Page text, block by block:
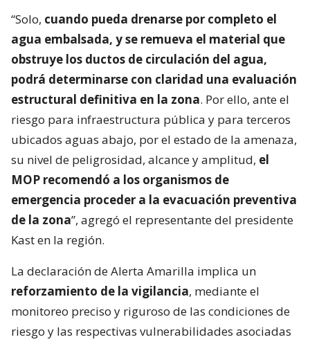
“Solo, cuando pueda drenarse por completo el
agua embalsada, y se remueva el material que
obstruye los ductos de circulación del agua,
podrá determinarse con claridad una evaluación
estructural definitiva en la zona. Por ello, ante el
riesgo para infraestructura pública y para terceros
ubicados aguas abajo, por el estado de la amenaza,
su nivel de peligrosidad, alcance y amplitud, el
MOP recomendó a los organismos de
emergencia proceder a la evacuación preventiva
de la zona”, agregó el representante del presidente
Kast en la región.
La declaración de Alerta Amarilla implica un
reforzamiento de la vigilancia, mediante el
monitoreo preciso y riguroso de las condiciones de
riesgo y las respectivas vulnerabilidades asociadas